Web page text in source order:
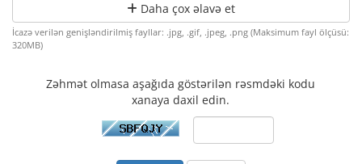
Daha çox əlavə et
İcazə verilən genişləndirilmiş fayllar: .jpg, .gif, .jpeg, .png (Maksimum fayl ölçüsü:
320MB)
Zəhmət olmasa aşağıda göstərilən rəsmdəki kodu
xanaya daxil edin.